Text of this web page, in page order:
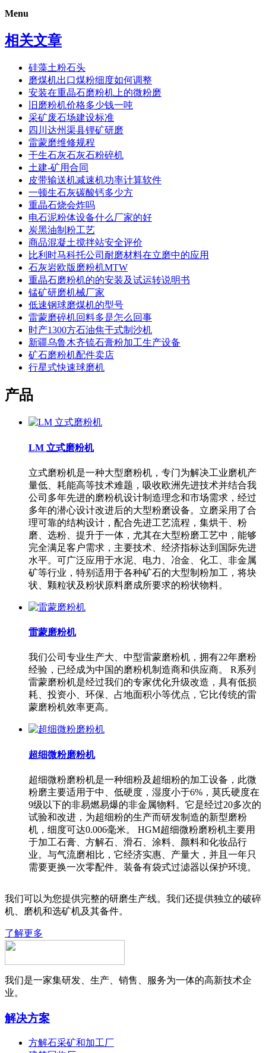
Menu
相关文章
硅藻土粉石头
磨煤机出口煤粉细度如何调整
安装在重晶石磨粉机上的微粉磨
旧磨粉机价格多少钱一吨
采矿废石场建设标准
四川达州渠县锂矿研磨
雷蒙磨维修规程
干生石灰石灰石粉碎机
土建-矿用合同
皮带输送机减速机功率计算软件
一顿生石灰碳酸钙多少方
重晶石烧会炸吗
电石泥粉体设备什么厂家的好
炭黑油制粉工艺
商品混凝土搅拌站安全评价
比利时马科托公司耐磨材料在立磨中的应用
石灰岩欧版磨粉机MTW
重晶石磨粉机的的安装及试运转说明书
锰矿研磨机械厂家
低速钢球磨煤机的型号
雷蒙磨碎机回料多是怎么回事
时产1300方石油焦干式制沙机
新疆乌鲁木齐锍石膏粉加工生产设备
矿石磨粉机配件卖店
行星式快速球磨机
产品
LM 立式磨粉机
立式磨粉机是一种大型磨粉机，专门为解决工业磨机产
量低、耗能高等技术难题，吸收欧洲先进技术并结合我
公司多年先进的磨粉机设计制造理念和市场需求，经过
多年的潜心设计改进后的大型粉磨设备。立磨采用了合
理可靠的结构设计，配合先进工艺流程，集烘干、粉
磨、选粉、提升于一体，尤其在大型粉磨工艺中，能够
完全满足客户需求，主要技术、经济指标达到国际先进
水平。可广泛应用于水泥、电力、冶金、化工、非金属
矿等行业，特别适用于各种矿石的大型制粉加工，将块
状、颗粒状及粉状原料磨成所要求的粉状物料。
雷蒙磨粉机
我们公司专业生产大、中型雷蒙磨粉机，拥有22年磨粉
经验，已经成为中国的磨粉机制造商和供应商。 R系列
雷蒙磨粉机是经过我们的专家优化升级改造，具有低损
耗、投资小、环保、占地面积小等优点，它比传统的雷
蒙磨粉机效率更高。
超细微粉磨粉机
超细微粉磨粉机是一种细粉及超细粉的加工设备，此微
粉磨主要适用于中、低硬度，湿度小于6%，莫氏硬度在
9级以下的非易燃易爆的非金属物料。它是经过20多次的
试验和改进，为超细粉的生产而研发制造的新型磨粉
机，细度可达0.006毫米。 HGM超细微粉磨粉机主要用
于加工石膏、方解石、滑石、涂料、颜料和化妆品行
业。与气流磨相比，它经济实惠、产量大，并且一年只
需要更换一次零配件。装备有袋式过滤器以保护环境。
我们可以为您提供完整的研磨生产线。我们还提供独立的破碎
机、磨机和选矿机及其备件。
了解更多
我们是一家集研发、生产、销售、服务为一体的高新技术企
业。
解决方案
方解石采矿和加工厂